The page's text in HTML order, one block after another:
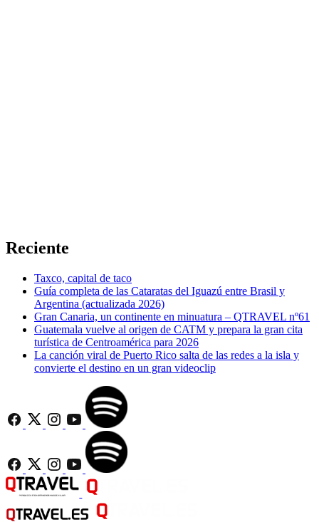
Reciente
Taxco, capital de taco
Guía completa de las Cataratas del Iguazú entre Brasil y
Argentina (actualizada 2026)
Gran Canaria, un continente en minuatura – QTRAVEL nº61
Guatemala vuelve al origen de CATM y prepara la gran cita
turística de Centroamérica para 2026
La canción viral de Puerto Rico salta de las redes a la isla y
convierte el destino en un gran videoclip